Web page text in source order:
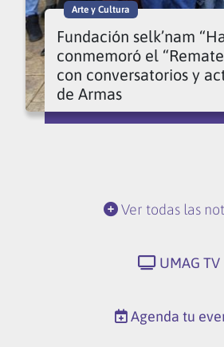
Arte y Cultura
Fundación selk’nam
conmemoró el
con conversatorios y
de Armas
Ver todas las
UMAG TV
Agenda tu